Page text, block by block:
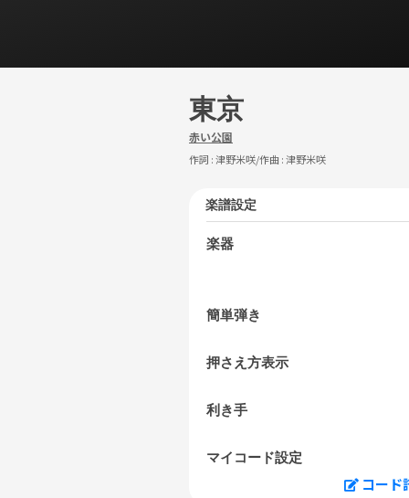
東京
赤い公園
作詞 :津野米咲/作曲 :津野米咲
楽譜設定
楽器
簡単弾き
押さえ方表示
利き手
マイコード設定
コード